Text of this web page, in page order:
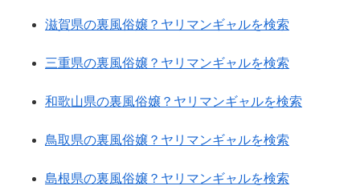
滋賀県の裏風俗嬢？ヤリマンギャルを検索
三重県の裏風俗嬢？ヤリマンギャルを検索
和歌山県の裏風俗嬢？ヤリマンギャルを検索
鳥取県の裏風俗嬢？ヤリマンギャルを検索
島根県の裏風俗嬢？ヤリマンギャルを検索